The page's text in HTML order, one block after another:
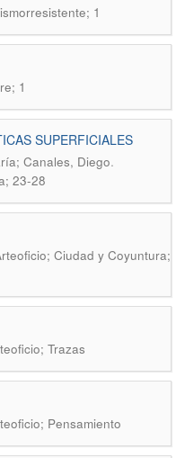
1
1
SUPERFICIALES
Canales, Diego.
23-28
Ciudad y Coyuntura;
Trazas
Pensamiento